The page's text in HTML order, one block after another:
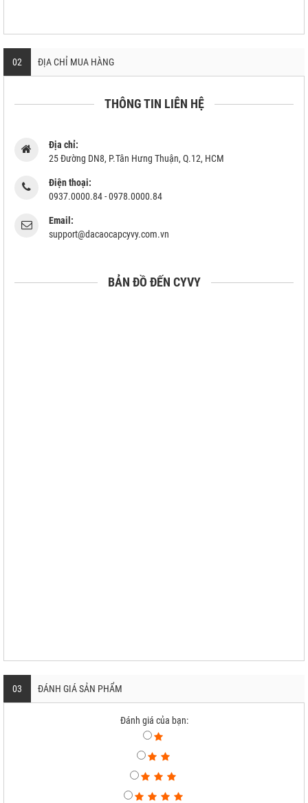
02 ĐỊA CHỈ MUA HÀNG
THÔNG TIN LIÊN HỆ
Địa chỉ:
25 Đường DN8, P.Tân Hưng Thuận, Q.12, HCM
Điện thoại:
0937.0000.84 - 0978.0000.84
Email:
support@dacaocapcyvy.com.vn
BẢN ĐỒ ĐẾN CYVY
03 ĐÁNH GIÁ SẢN PHẨM
Đánh giá của bạn: